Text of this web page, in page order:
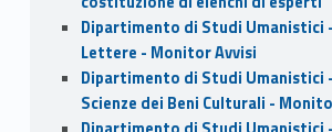
Dipartimento di Studi Umanistici
Lettere - Monitor Avvisi
Dipartimento di Studi Umanistici
Scienze dei Beni Culturali -